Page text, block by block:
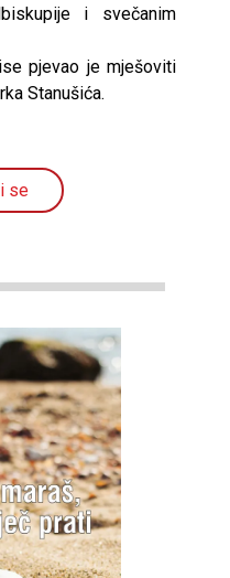
i svečanim
pjevao je mješoviti
Stanušića.
se